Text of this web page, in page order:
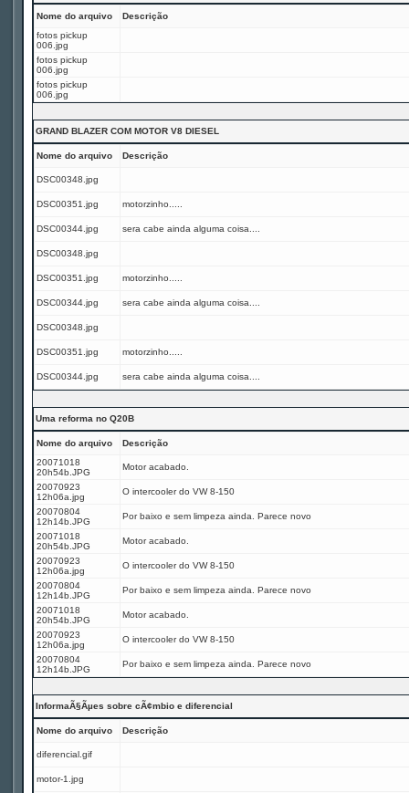
Nome do arquivo
Descrição
fotos pickup
006.jpg
fotos pickup
006.jpg
fotos pickup
006.jpg
GRAND BLAZER COM MOTOR V8 DIESEL
Nome do arquivo Descrição
DSC00348.jpg
DSC00351.jpg motorzinho.....
DSC00344.jpg sera cabe ainda alguma coisa....
DSC00348.jpg
DSC00351.jpg motorzinho.....
DSC00344.jpg sera cabe ainda alguma coisa....
DSC00348.jpg
DSC00351.jpg motorzinho.....
DSC00344.jpg sera cabe ainda alguma coisa....
Uma reforma no Q20B
Nome do arquivo
Descrição
20071018
20h54b.JPG
Motor acabado.
20070923
12h06a.jpg
O intercooler do VW 8-150
20070804
12h14b.JPG
Por baixo e sem limpeza ainda. Parece novo
20071018
20h54b.JPG
Motor acabado.
20070923
12h06a.jpg
O intercooler do VW 8-150
20070804
12h14b.JPG
Por baixo e sem limpeza ainda. Parece novo
20071018
20h54b.JPG
Motor acabado.
20070923
12h06a.jpg
O intercooler do VW 8-150
20070804
12h14b.JPG
Por baixo e sem limpeza ainda. Parece novo
InformaÃ§Ãµes sobre cÃ¢mbio e diferencial
Nome do arquivo Descrição
diferencial.gif
motor-1.jpg